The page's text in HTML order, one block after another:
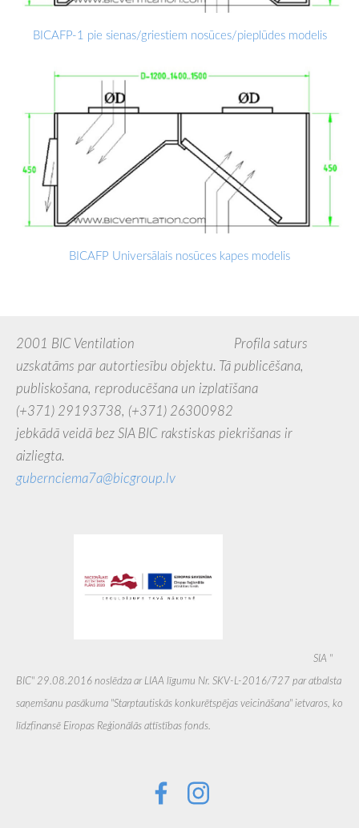
BICAFP-1 pie sienas/griestiem nosūces/pieplūdes modelis
BICAFP Universālais nosūces kapes modelis
2001 BIC Ventilation Profila saturs
uzskatāms par autortiesību objektu. Tā publicēšana,
publiskošana, reproducēšana un izplatīšana
(+371) 29193738, (+371) 26300982
jebkādā veidā bez SIA BIC rakstiskas piekrišanas ir
aizliegta.
gubernciema7a@bicgroup.lv
SIA ''
BIC'' 29.08.2016 noslēdza ar LIAA līgumu Nr. SKV-L-2016/727 par atbalsta
saņemšanu pasākuma "Starptautiskās konkurētspējas veicināšana" ietvaros, ko
līdzfinansē Eiropas Reģionālās attīstības fonds.